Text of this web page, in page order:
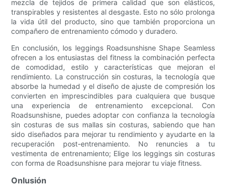
mezcla de tejidos de primera calidad que son elásticos,
transpirables y resistentes al desgaste. Esto no sólo prolonga
la vida útil del producto, sino que también proporciona un
compañero de entrenamiento cómodo y duradero.
En conclusión, los leggings Roadsunshisne Shape Seamless
ofrecen a los entusiastas del fitness la combinación perfecta
de comodidad, estilo y características que mejoran el
rendimiento. La construcción sin costuras, la tecnología que
absorbe la humedad y el diseño de ajuste de compresión los
convierten en imprescindibles para cualquiera que busque
una experiencia de entrenamiento excepcional. Con
Roadsunshisne, puedes adoptar con confianza la tecnología
sin costuras de sus mallas sin costuras, sabiendo que han
sido diseñados para mejorar tu rendimiento y ayudarte en la
recuperación post-entrenamiento. No renuncies a tu
vestimenta de entrenamiento; Elige los leggings sin costuras
con forma de Roadsunshisne para mejorar tu viaje fitness.
Onlusión